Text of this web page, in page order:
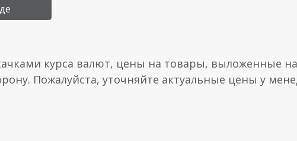
курса валют, цены на товары, выложенные
Пожалуйста, уточняйте актуальные цены у